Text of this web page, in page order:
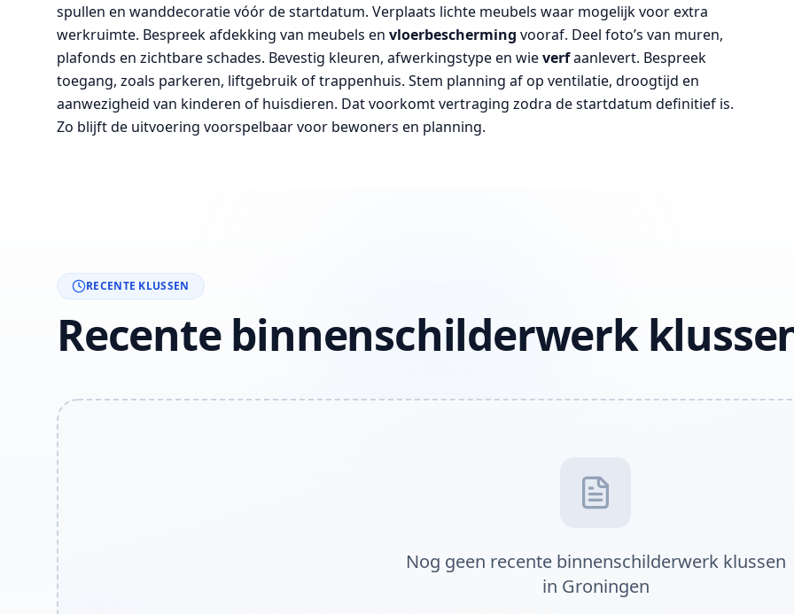
spullen en wanddecoratie vóór de startdatum. Verplaats lichte meubels waar mogelijk voor extra
werkruimte. Bespreek afdekking van meubels en vloerbescherming vooraf. Deel foto’s van muren,
plafonds en zichtbare schades. Bevestig kleuren, afwerkingstype en wieverfaanlevert. Bespreek
toegang, zoals parkeren, liftgebruik of trappenhuis. Stem planning af op ventilatie, droogtijd en
aanwezigheid van kinderen of huisdieren. Dat voorkomt vertraging zodra de startdatum definitief is.
Zo blijft de uitvoering voorspelbaar voor bewoners en planning.
RECENTE KLUSSEN
Recente binnenschilderwerk
Nog geen recente binnenschilderwerk klussen
in Groningen